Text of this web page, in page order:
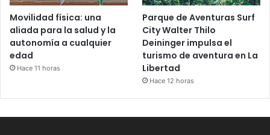
Movilidad física: una
aliada para la salud y la
autonomía a cualquier
edad
Hace 11 horas
Parque de Aventuras Surf
City Walter Thilo
Deininger impulsa el
turismo de aventura en La
Libertad
Hace 12 horas